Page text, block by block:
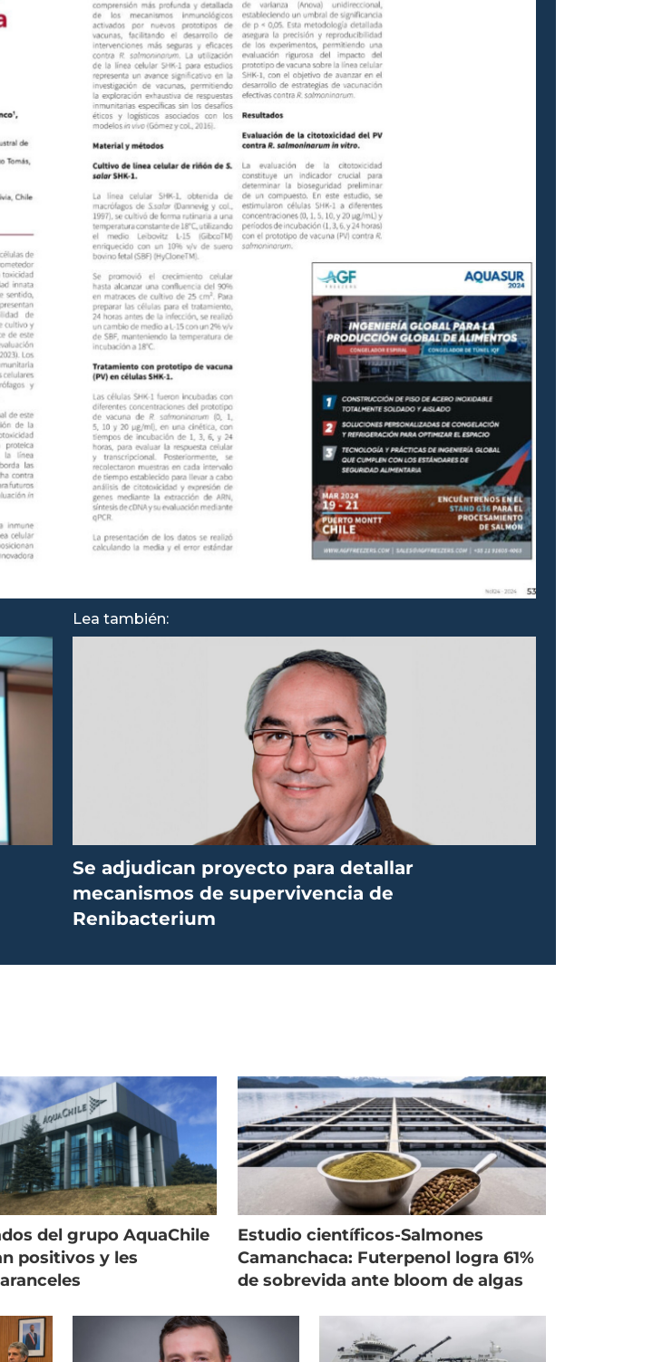
Lea también:
Se adjudican proyecto para detallar
mecanismos de supervivencia de
Renibacterium
del grupo AquaChile
positivos y les
Estudio científicos-Salmones
Camanchaca: Futerpenol logra 61%
de sobrevida ante bloom de algas